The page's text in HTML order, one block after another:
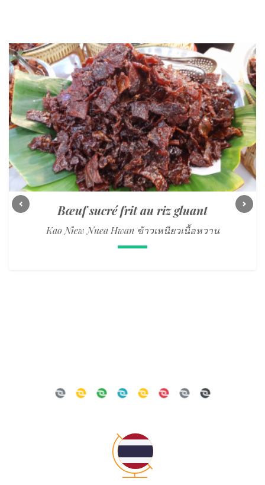
Bœuf sucré frit au riz gluant
Kao Niew Nuea Hwan ข้าวเหนียวเนื้อหวาน
Previous Next